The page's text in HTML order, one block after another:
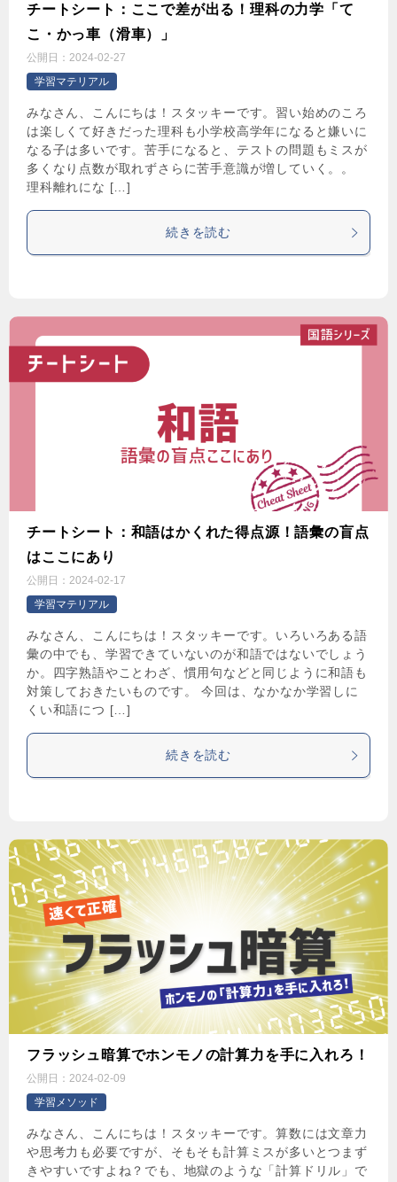
チートシート：ここで差が出る！理科の力学「て
こ・かっ車（滑車）」
公開日： 2024-02-27
学習マテリアル
みなさん、こんにちは！スタッキーです。習い始めのころ
は楽しくて好きだった理科も小学校高学年になると嫌いに
なる子は多いです。苦手になると、テストの問題もミスが
多くなり点数が取れずさらに苦手意識が増していく。。
理科離れにな […]
続きを読む
チートシート：和語はかくれた得点源！語彙の盲点
はここにあり
公開日： 2024-02-17
学習マテリアル
みなさん、こんにちは！スタッキーです。いろいろある語
彙の中でも、学習できていないのが和語ではないでしょう
か。四字熟語やことわざ、慣用句などと同じように和語も
対策しておきたいものです。 今回は、なかなか学習しに
くい和語につ […]
続きを読む
フラッシュ暗算でホンモノの計算力を手に入れろ！
公開日： 2024-02-09
学習メソッド
みなさん、こんにちは！スタッキーです。算数には文章力
や思考力も必要ですが、そもそも計算ミスが多いとつまず
きやすいですよね？でも、地獄のような「計算ドリル」で